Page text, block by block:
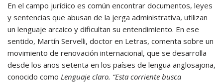
En el campo jurídico es común encontrar documentos, leyes
y sentencias que abusan de la jerga administrativa, utilizan
un lenguaje arcaico y dificultan su entendimiento. En ese
sentido, Martín Servelli, doctor en Letras, comenta sobre un
movimiento de renovación internacional, que se desarrolla
desde los años setenta en los países de lengua anglosajona,
conocido como Lenguaje claro. “Esta corriente busca